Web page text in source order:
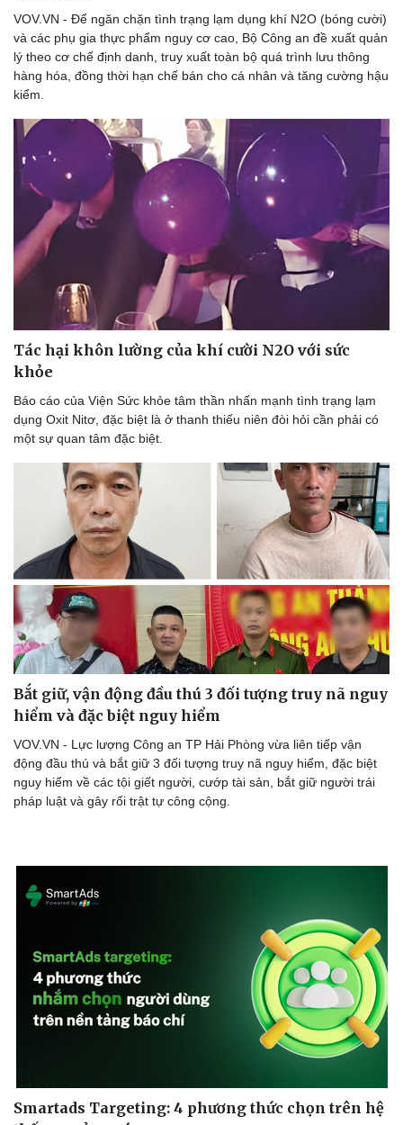
VOV.VN - Để ngăn chặn tình trạng lạm dụng khí N2O (bóng cười)
và các phụ gia thực phẩm nguy cơ cao, Bộ Công an đề xuất quản
lý theo cơ chế định danh, truy xuất toàn bộ quá trình lưu thông
hàng hóa, đồng thời hạn chế bán cho cá nhân và tăng cường hậu
kiểm.
Tác hại khôn lường của khí cười N2O với sức
khỏe
Báo cáo của Viện Sức khỏe tâm thần nhấn mạnh tình trạng lạm
dụng Oxit Nitơ, đặc biệt là ở thanh thiếu niên đòi hỏi cần phải có
một sự quan tâm đặc biệt.
Bắt giữ, vận động đầu thú 3 đối tượng truy nã nguy
hiểm và đặc biệt nguy hiểm
VOV.VN - Lực lượng Công an TP Hải Phòng vừa liên tiếp vận
động đầu thú và bắt giữ 3 đối tượng truy nã nguy hiểm, đặc biệt
nguy hiểm về các tội giết người, cướp tài sản, bắt giữ người trái
pháp luật và gây rối trật tự công cộng.
Smartads Targeting: 4 phương thức chọn trên hệ